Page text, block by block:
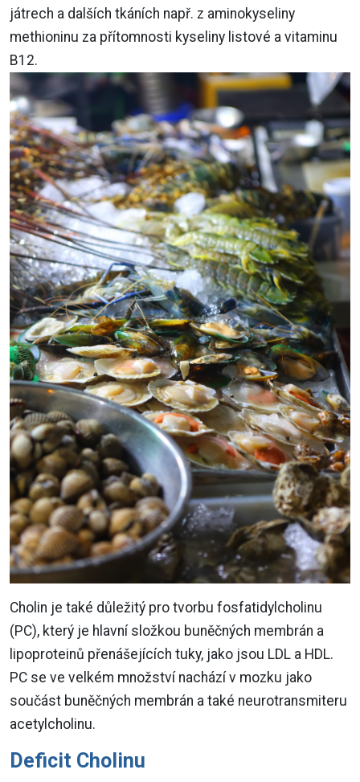
játrech a dalších tkáních např. z aminokyseliny
methioninu za přítomnosti kyseliny listové a vitaminu
B12.
Cholin je také důležitý pro tvorbu fosfatidylcholinu
(PC), který je hlavní složkou buněčných membrán a
lipoproteinů přenášejících tuky, jako jsou LDL a HDL.
PC se ve velkém množství nachází v mozku jako
součást buněčných membrán a také neurotransmiteru
acetylcholinu.
Deficit Cholinu